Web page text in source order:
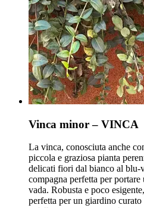
Vinca minor – VINCA
La vinca, conosciuta anche
piccola e graziosa pianta
delicati fiori dal bianco al blu-
compagna perfetta per
vada. Robusta e poco
perfetta per un giardino